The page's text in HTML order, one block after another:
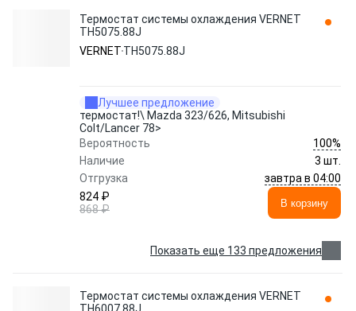
Термостат системы охлаждения VERNET
TH5075.88J
VERNET TH5075.88J
Лучшее предложение
термостат!\ Mazda 323/626, Mitsubishi
Colt/Lancer 78>
Вероятность
100%
Наличие
3 шт.
Отгрузка
завтра в 04:00
824 ₽
868 ₽
В корзину
Показать еще 133 предложения
Термостат системы охлаждения VERNET